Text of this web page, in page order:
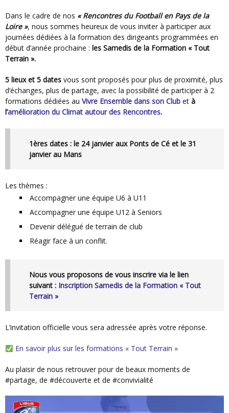
Dans le cadre de nos « Rencontres du Football en Pays de la
Loire », nous sommes heureux de vous inviter à participer aux
journées dédiées à la formation des dirigeants programmées en
début d’année prochaine : les Samedis de la Formation « Tout
Terrain ».
5 lieux et 5 dates vous sont proposés pour plus de proximité, plus
d’échanges, plus de partage, avec la possibilité de participer à 2
formations dédiées au Vivre Ensemble dans son Club et à
l’amélioration du Climat autour des Rencontres.
1ères dates : le 24 janvier aux Ponts de Cé et le 31
janvier au Mans
Les thèmes :
Accompagner une équipe U6 à U11
Accompagner une équipe U12 à Seniors
Devenir délégué de terrain de club
Réagir face à un conflit.
Nous vous proposons de vous inscrire via le lien
suivant : Inscription Samedis de la Formation « Tout
Terrain »
L’invitation officielle vous sera adressée après votre réponse.
En savoir plus sur les formations « Tout Terrain »
Au plaisir de nous retrouver pour de beaux moments de
#partage, de #découverte et de #convivialité